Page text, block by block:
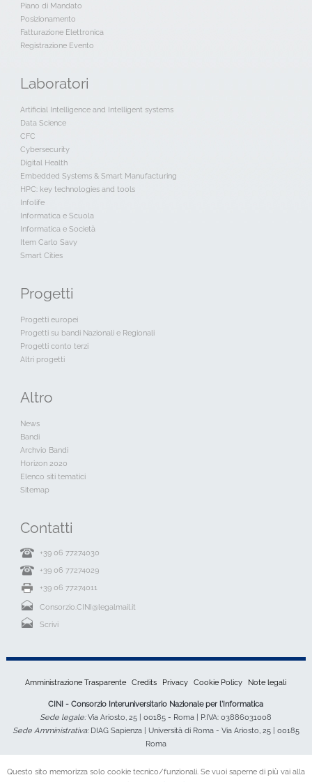
Piano di Mandato
Posizionamento
Fatturazione Elettronica
Registrazione Evento
Laboratori
Artificial Intelligence and Intelligent systems
Data Science
CFC
Cybersecurity
Digital Health
Embedded Systems & Smart Manufacturing
HPC: key technologies and tools
Infolife
Informatica e Scuola
Informatica e Società
Item Carlo Savy
Smart Cities
Progetti
Progetti europei
Progetti su bandi Nazionali e Regionali
Progetti conto terzi
Altri progetti
Altro
News
Bandi
Archvio Bandi
Horizon 2020
Elenco siti tematici
Sitemap
Contatti
+39 06 77274030
+39 06 77274029
+39 06 77274011
Consorzio.CINI@legalmail.it
Scrivi
Amministrazione Trasparente Credits Privacy Cookie Policy Note legali
CINI - Consorzio Interuniversitario Nazionale per l'Informatica
Sede legale:Via Ariosto, 25 | 00185 - Roma | P.IVA: 03886031008
Sede Amministrativa:DIAG Sapienza | Università di Roma - Via Ariosto, 25 | 00185
Roma
Questo sito memorizza solo cookie tecnico/funzionali. Se vuoi saperne di più vai alla